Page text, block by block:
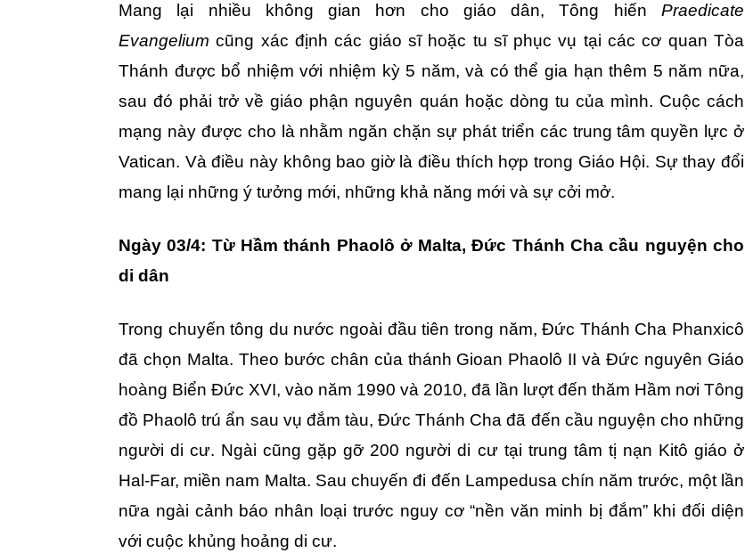
Mang lại nhiều không gian hơn cho giáo dân, Tông hiến Praedicate
Evangelium cũng xác định các giáo sĩ hoặc tu sĩ phục vụ tại các cơ quan Tòa
Thánh được bổ nhiệm với nhiệm kỳ 5 năm, và có thể gia hạn thêm 5 năm nữa,
sau đó phải trở về giáo phận nguyên quán hoặc dòng tu của mình. Cuộc cách
mạng này được cho là nhằm ngăn chặn sự phát triển các trung tâm quyền lực ở
Vatican. Và điều này không bao giờ là điều thích hợp trong Giáo Hội. Sự thay đổi
mang lại những ý tưởng mới, những khả năng mới và sự cởi mở.
Ngày 03/4: Từ Hầm thánh Phaolô ở Malta, Đức Thánh Cha cầu nguyện cho
di dân
Trong chuyến tông du nước ngoài đầu tiên trong năm, Đức Thánh Cha Phanxicô
đã chọn Malta. Theo bước chân của thánh Gioan Phaolô II và Đức nguyên Giáo
hoàng Biển Đức XVI, vào năm 1990 và 2010, đã lần lượt đến thăm Hầm nơi Tông
đồ Phaolô trú ẩn sau vụ đắm tàu, Đức Thánh Cha đã đến cầu nguyện cho những
người di cư. Ngài cũng gặp gỡ 200 người di cư tại trung tâm tị nạn Kitô giáo ở
Hal-Far, miền nam Malta. Sau chuyến đi đến Lampedusa chín năm trước, một lần
nữa ngài cảnh báo nhân loại trước nguy cơ “nền văn minh bị đắm” khi đối diện
với cuộc khủng hoảng di cư.